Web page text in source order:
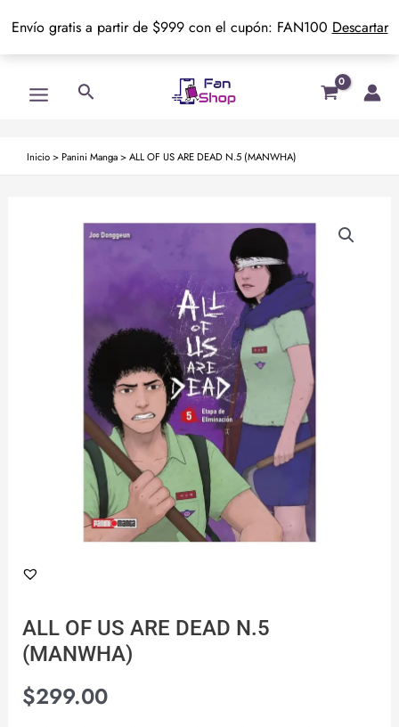
Envío gratis a partir de $999 con el cupón: FAN100 Descartar
Menu
Buscar
Inicio> Panini Manga>ALL OF US ARE DEAD N.5 (MANWHA)
ALL OF US ARE DEAD N.5
(MANWHA)
$299.00
(MANWHA)